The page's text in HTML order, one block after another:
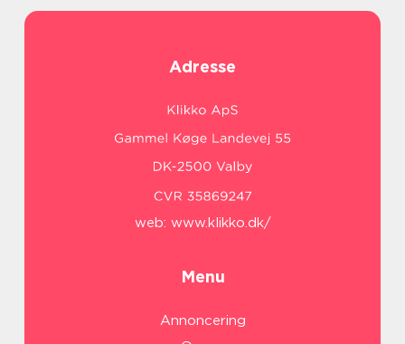
Adresse
web: www.klikko.dk/
Menu
Annoncering